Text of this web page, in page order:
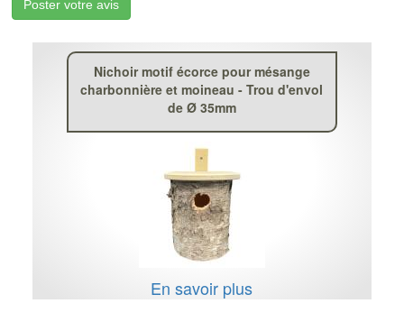
Poster votre avis
Nichoir motif écorce pour mésange
charbonnière et moineau - Trou d'envol
de Ø 35mm
En savoir plus